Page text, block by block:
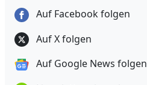
Auf Facebook folgen
Auf X folgen
Auf Google News folgen